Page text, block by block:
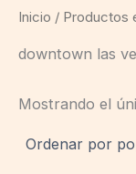
Inicio / Productos
downtown las
Mostrando el